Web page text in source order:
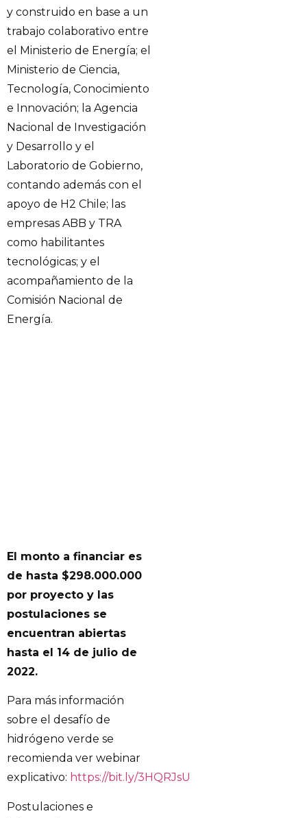
y construido en base a un
trabajo colaborativo entre
el Ministerio de Energía; el
Ministerio de Ciencia,
Tecnología, Conocimiento
e Innovación; la Agencia
Nacional de Investigación
y Desarrollo y el
Laboratorio de Gobierno,
contando además con el
apoyo de H2 Chile; las
empresas ABB y TRA
como habilitantes
tecnológicas; y el
acompañamiento de la
Comisión Nacional de
Energía.
El monto a financiar es
de hasta $298.000.000
por proyecto y las
postulaciones se
encuentran abiertas
hasta el 14 de julio de
2022.
Para más información
sobre el desafío de
hidrógeno verde se
recomienda ver webinar
explicativo: https://bit.ly/3HQRJsU
Postulaciones e